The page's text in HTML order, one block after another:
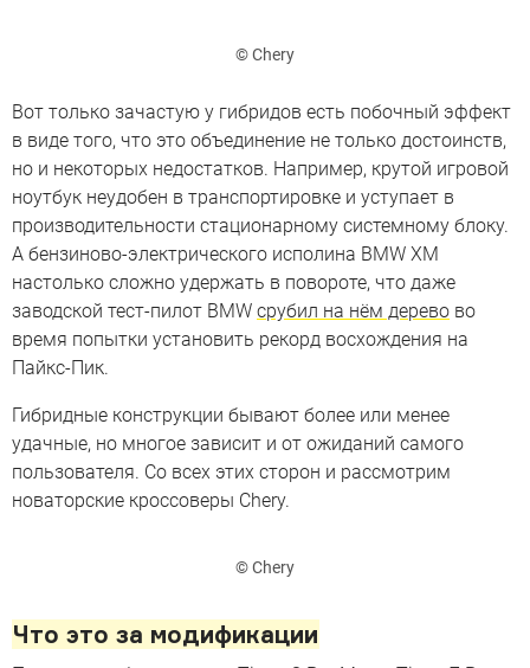
© Chery
Вот только зачастую у гибридов есть побочный эффект
в виде того, что это объединение не только достоинств,
но и некоторых недостатков. Например, крутой игровой
ноутбук неудобен в транспортировке и уступает в
производительности стационарному системному блоку.
А бензиново-электрического исполина BMW XM
настолько сложно удержать в повороте, что даже
заводской тест-пилот BMW срубил на нём дерево во
время попытки установить рекорд восхождения на
Пайкс-Пик.
Гибридные конструкции бывают более или менее
удачные, но многое зависит и от ожиданий самого
пользователя. Со всех этих сторон и рассмотрим
новаторские кроссоверы Chery.
© Chery
Что это за модификации